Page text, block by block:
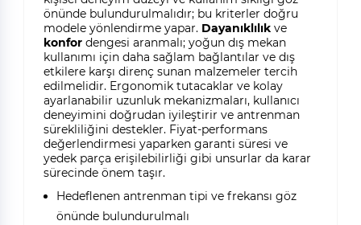
önünde bulundurulmalıdır; bu kriterler doğru
modele yönlendirme yapar. Dayanıklılıkve
konfordengesi aranmalı; yoğun dış mekan
kullanımı için daha sağlam bağlantılar ve dış
etkilere karşı direnç sunan malzemeler tercih
edilmelidir. Ergonomik tutacaklar ve kolay
ayarlanabilir uzunluk mekanizmaları, kullanıcı
deneyimini doğrudan iyileştirir ve antrenman
sürekliliğini destekler. Fiyat-performans
değerlendirmesi yaparken garanti süresi ve
yedek parça erişilebilirliği gibi unsurlar da karar
sürecinde önem taşır.
Hedeflenen antrenman tipi ve frekansı göz
önünde bulundurulmalı